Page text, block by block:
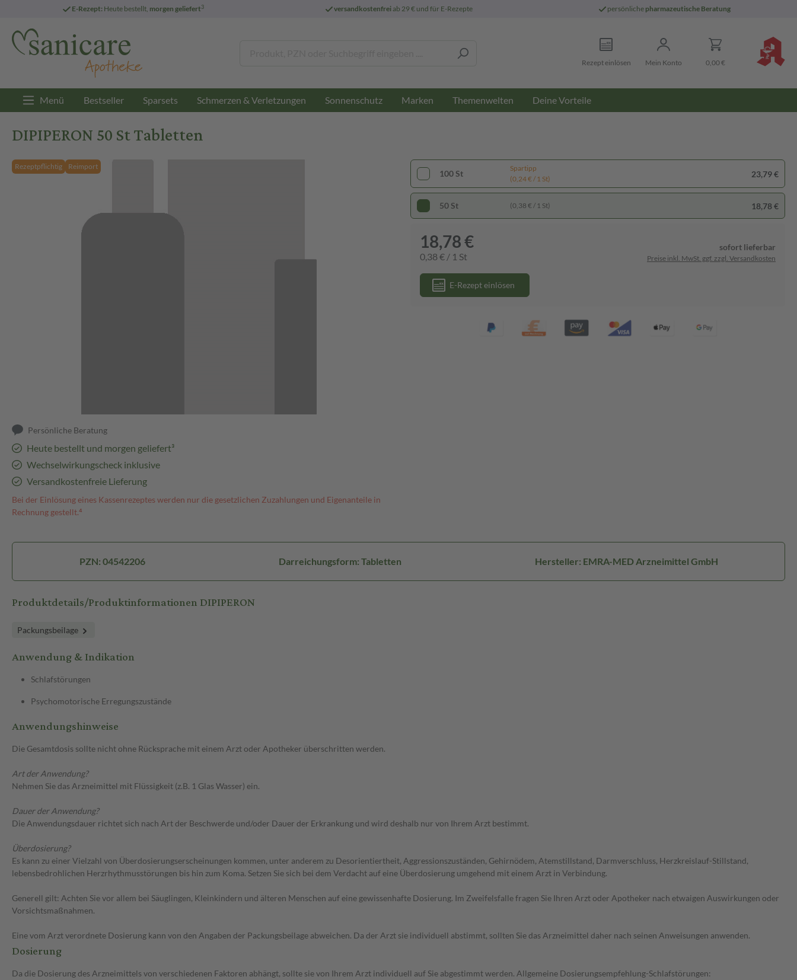
E-Rezept: Heute bestellt, morgen geliefert3 versandkostenfreiab 29 € und für E-Rezepte persönliche pharmazeutische Beratung
Rezept einlösen Mein Konto 0,00 €
Menü Bestseller Sparsets Schmerzen & Verletzungen Sonnenschutz Marken Themenwelten Deine Vorteile
DIPIPERON 50 St Tabletten
Rezeptpflichtig Reimport
Persönliche Beratung
Heute bestellt und morgen geliefert³
Wechselwirkungscheck inklusive
Versandkostenfreie Lieferung
Bei der Einlösung eines Kassenrezeptes werden nur die gesetzlichen Zuzahlungen und Eigenanteile in
Rechnung gestellt.⁴
100 St
Spartipp
(0,24 € / 1 St)
23,79 €
50 St (0,38 € / 1 St) 18,78 €
18,78 €
0,38 € / 1 St
sofort lieferbar
Preise inkl. MwSt. ggf. zzgl. Versandkosten
E-Rezept einlösen
PZN: 04542206 Darreichungsform: Tabletten Hersteller: EMRA-MED Arzneimittel GmbH
Produktdetails/Produktinformationen DIPIPERON
Packungsbeilage
Anwendung & Indikation
Schlafstörungen
Psychomotorische Erregungszustände
Anwendungshinweise
Die Gesamtdosis sollte nicht ohne Rücksprache mit einem Arzt oder Apotheker überschritten werden.
Art der Anwendung?
Nehmen Sie das Arzneimittel mit Flüssigkeit (z.B. 1 Glas Wasser) ein.
Dauer der Anwendung?
Die Anwendungsdauer richtet sich nach Art der Beschwerde und/oder Dauer der Erkrankung und wird deshalb nur von Ihrem Arzt bestimmt.
Überdosierung?
Es kann zu einer Vielzahl von Überdosierungserscheinungen kommen, unter anderem zu Desorientiertheit, Aggressionszuständen, Gehirnödem, Atemstillstand, Darmverschluss, Herzkreislauf-Stillstand,
lebensbedrohlichen Herzrhythmusstörungen bis hin zum Koma. Setzen Sie sich bei dem Verdacht auf eine Überdosierung umgehend mit einem Arzt in Verbindung.
Generell gilt: Achten Sie vor allem bei Säuglingen, Kleinkindern und älteren Menschen auf eine gewissenhafte Dosierung. Im Zweifelsfalle fragen Sie Ihren Arzt oder Apotheker nach etwaigen Auswirkungen oder
Vorsichtsmaßnahmen.
Eine vom Arzt verordnete Dosierung kann von den Angaben der Packungsbeilage abweichen. Da der Arzt sie individuell abstimmt, sollten Sie das Arzneimittel daher nach seinen Anweisungen anwenden.
Dosierung
Da die Dosierung des Arzneimittels von verschiedenen Faktoren abhängt, sollte sie von Ihrem Arzt individuell auf Sie abgestimmt werden. Allgemeine Dosierungsempfehlung-Schlafstörungen: